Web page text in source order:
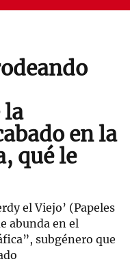
la
en la
qué le
el Viejo’ (Papeles
abunda en el
subgénero que